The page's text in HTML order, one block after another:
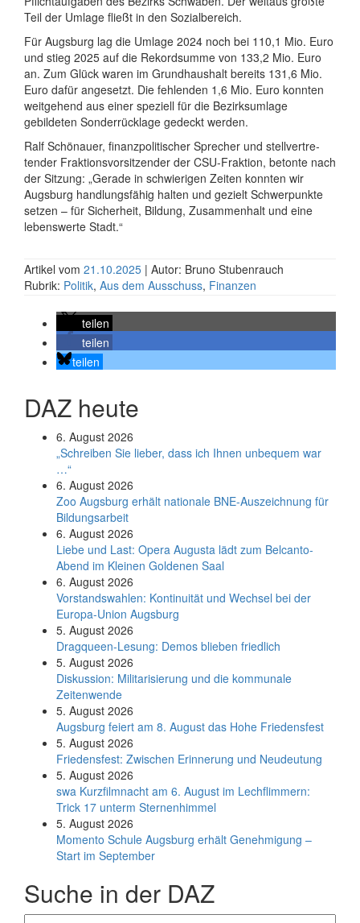
Teil der Umlage fließt in den Sozial­bereich.
Für Augsburg lag die Umlage 2024 noch bei 110,1 Mio. Euro
und stieg 2025 auf die Rekord­summe von 133,2 Mio. Euro
an. Zum Glück waren im Grund­haushalt bereits 131,6 Mio.
Euro dafür angesetzt. Die fehlenden 1,6 Mio. Euro konnten
weit­gehend aus einer speziell für die Bezirks­umlage
gebildeten Sonder­rück­lage gedeckt werden.
Ralf Schönauer, finanz­politischer Sprecher und stell­ver­tre­
tender Fraktions­vor­sitzender der CSU-Fraktion, betonte nach
der Sitzung: „Gerade in schwie­rigen Zeiten konnten wir
Augsburg handlungs­fähig halten und gezielt Schwer­punkte
setzen – für Sicher­heit, Bildung, Zusammen­halt und eine
lebens­werte Stadt.“
Artikel vom 21.10.2025 | Autor: Bruno Stubenrauch
Rubrik: Politik, Aus dem Ausschuss, Finanzen
teilen
teilen
teilen
DAZ heute
6. August 2026
„Schreiben Sie lieber, dass ich Ihnen unbequem war
…“
6. August 2026
Zoo Augsburg erhält nationale BNE-Auszeichnung für
Bildungsarbeit
6. August 2026
Liebe und Last: Opera Augusta lädt zum Belcanto-
Abend im Kleinen Goldenen Saal
6. August 2026
Vorstandswahlen: Kontinuität und Wechsel bei der
Europa-Union Augsburg
5. August 2026
Dragqueen-Lesung: Demos blieben friedlich
5. August 2026
Diskussion: Mi­li­ta­ri­sie­rung und die kommunale
Zeitenwende
5. August 2026
Augsburg feiert am 8. August das Hohe Friedensfest
5. August 2026
Friedensfest: Zwischen Erinnerung und Neudeutung
5. August 2026
swa Kurz­film­nacht am 6. August im Lech­flim­mern:
Trick 17 unterm Sternen­himmel
5. August 2026
Momento Schule Augsburg erhält Genehmigung –
Start im September
Suche in der DAZ